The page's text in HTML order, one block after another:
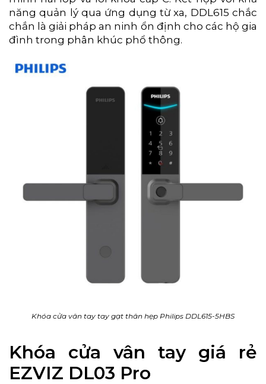
năng quản lý qua ứng dụng từ xa, DDL615 chắc
chắn là giải pháp an ninh ổn định cho các hộ gia
đình trong phân khúc phổ thông.
Khóa cửa vân tay tay gạt thân hẹp Philips DDL615-5HBS
Khóa cửa vân tay giá rẻ
EZVIZ DL03 Pro